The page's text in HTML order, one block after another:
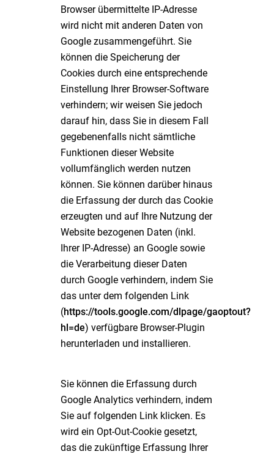
Browser übermittelte IP-Adresse
wird nicht mit anderen Daten von
Google zusammengeführt. Sie
können die Speicherung der
Cookies durch eine entsprechende
Einstellung Ihrer Browser-Software
verhindern; wir weisen Sie jedoch
darauf hin, dass Sie in diesem Fall
gegebenenfalls nicht sämtliche
Funktionen dieser Website
vollumfänglich werden nutzen
können. Sie können darüber hinaus
die Erfassung der durch das Cookie
erzeugten und auf Ihre Nutzung der
Website bezogenen Daten (inkl.
Ihrer IP-Adresse) an Google sowie
die Verarbeitung dieser Daten
durch Google verhindern, indem Sie
das unter dem folgenden Link
(https://tools.google.com/dlpage/gaoptout?
hl=de) verfügbare Browser-Plugin
herunterladen und installieren.
Sie können die Erfassung durch
Google Analytics verhindern, indem
Sie auf folgenden Link klicken. Es
wird ein Opt-Out-Cookie gesetzt,
das die zukünftige Erfassung Ihrer